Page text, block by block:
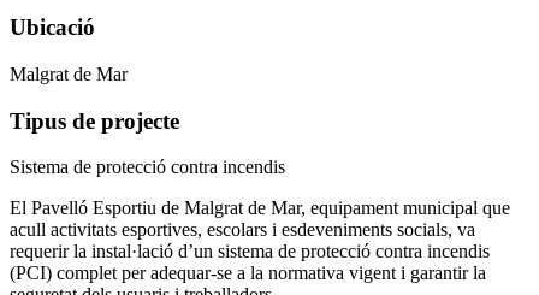
Ubicació
Malgrat de Mar
Tipus de projecte
Sistema de protecció contra incendis
El Pavelló Esportiu de Malgrat de Mar, equipament municipal que
acull activitats esportives, escolars i esdeveniments socials, va
requerir la instal·lació d’un sistema de protecció contra incendis
(PCI) complet per adequar-se a la normativa vigent i garantir la